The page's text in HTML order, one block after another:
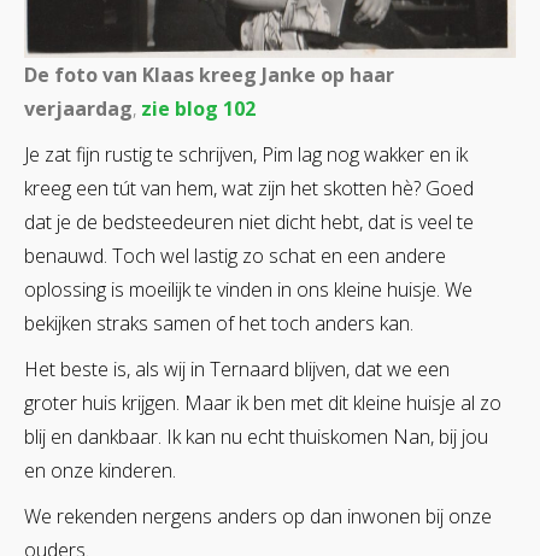
De foto van Klaas kreeg Janke op haar
verjaardag, zie blog 102
Je zat fijn rustig te schrijven, Pim lag nog wakker en ik
kreeg een tút van hem, wat zijn het skotten hè? Goed
dat je de bedsteedeuren niet dicht hebt, dat is veel te
benauwd. Toch wel lastig zo schat en een andere
oplossing is moeilijk te vinden in ons kleine huisje. We
bekijken straks samen of het toch anders kan.
Het beste is, als wij in Ternaard blijven, dat we een
groter huis krijgen. Maar ik ben met dit kleine huisje al zo
blij en dankbaar. Ik kan nu echt thuiskomen Nan, bij jou
en onze kinderen.
We rekenden nergens anders op dan inwonen bij onze
ouders.